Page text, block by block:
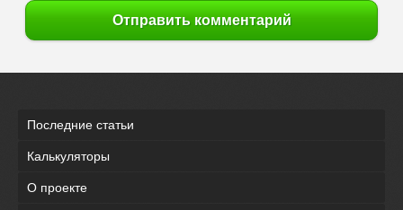
Отправить комментарий
Последние статьи
Калькуляторы
О проекте